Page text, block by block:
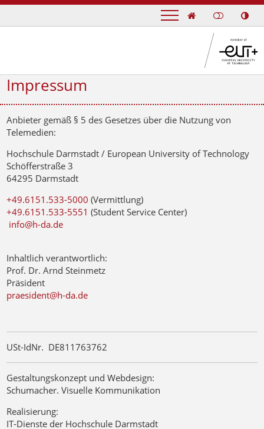

Impressum
Anbieter gemäß § 5 des Gesetzes über die Nutzung von
Telemedien:
Hochschule Darmstadt / European University of Technology
Schöfferstraße 3
64295 Darmstadt
+49.6151.533-5000 (Vermittlung)
+49.6151.533-5551(Student Service Center)
info@h-da.de
Inhaltlich verantwortlich:
Prof. Dr. Arnd Steinmetz
Präsident
praesident@h-da.de
USt-IdNr. DE811763762
Gestaltungskonzept und Webdesign:
Schumacher. Visuelle Kommunikation
Realisierung:
IT-Dienste der Hochschule Darmstadt